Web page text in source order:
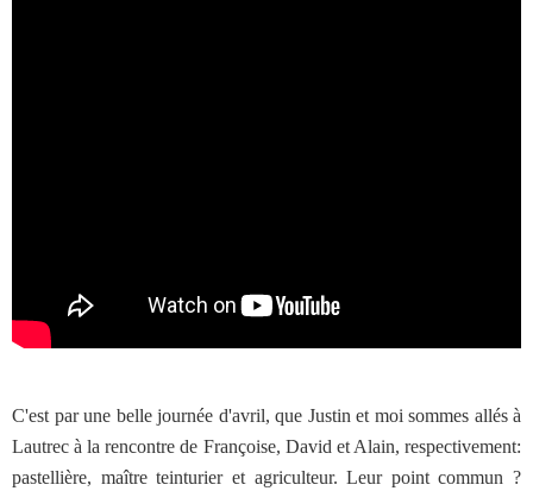
C'est par une belle journée d'avril, que Justin et moi sommes allés à
Lautrec à la rencontre de Françoise, David et Alain, respectivement:
pastellière, maître teinturier et agriculteur. Leur point commun ?